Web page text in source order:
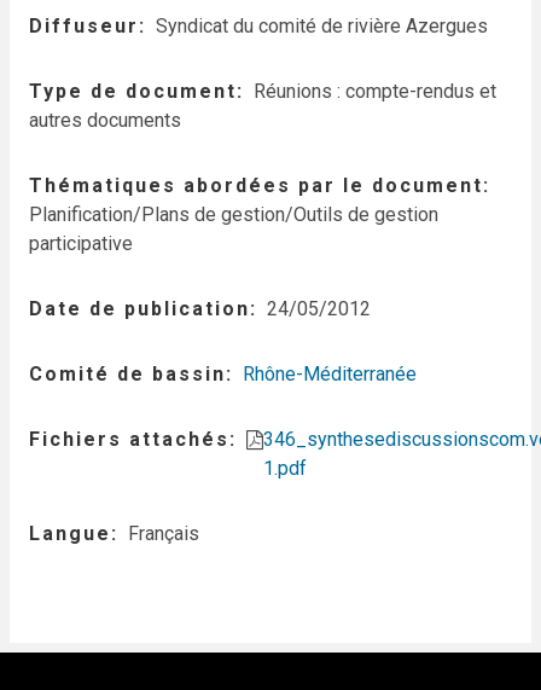
Diffuseur Syndicat du comité de rivière Azergues
Type de document
Réunions : compte-rendus et
autres documents
Thématiques abordées par le document
Planification/Plans de gestion/Outils de gestion
participative
Date de publication 24/05/2012
Comité de bassin Rhône-Méditerranée
Fichiers attachés
1.pdf
Langue Français